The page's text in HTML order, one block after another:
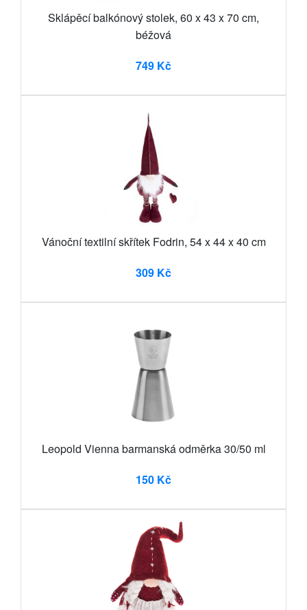
Sklápěcí balkónový stolek, 60 x 43 x 70 cm,
béžová
749 Kč
Vánoční textilní skřítek Fodrin, 54 x 44 x 40 cm
309 Kč
Leopold Vienna barmanská odměrka 30/50 ml
150 Kč